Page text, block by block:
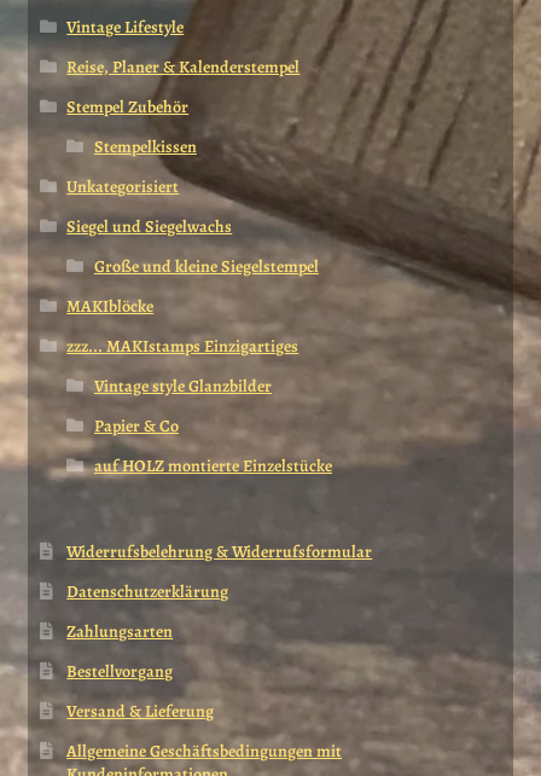
Vintage Lifestyle
Reise, Planer & Kalenderstempel
Stempel Zubehör
Stempelkissen
Unkategorisiert
Siegel und Siegelwachs
Große und kleine Siegelstempel
MAKIblöcke
zzz... MAKIstamps Einzigartiges
Vintage style Glanzbilder
Papier & Co
auf HOLZ montierte Einzelstücke
Widerrufsbelehrung & Widerrufsformular
Datenschutzerklärung
Zahlungsarten
Bestellvorgang
Versand & Lieferung
Allgemeine Geschäftsbedingungen mit